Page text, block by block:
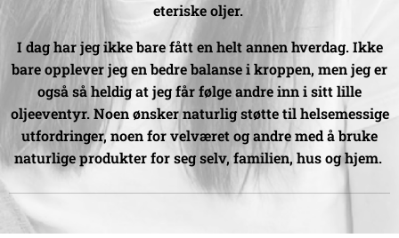
eteriske oljer.
I dag har jeg ikke bare fått en helt annen hverdag. Ikke
bare opplever jeg en bedre balanse i kroppen, men jeg er
også så heldig at jeg får følge andre inn i sitt lille
oljeeventyr. Noen ønsker naturlig støtte til helsemessige
utfordringer, noen for velværet og andre med å bruke
naturlige produkter for seg selv, familien, hus og hjem.